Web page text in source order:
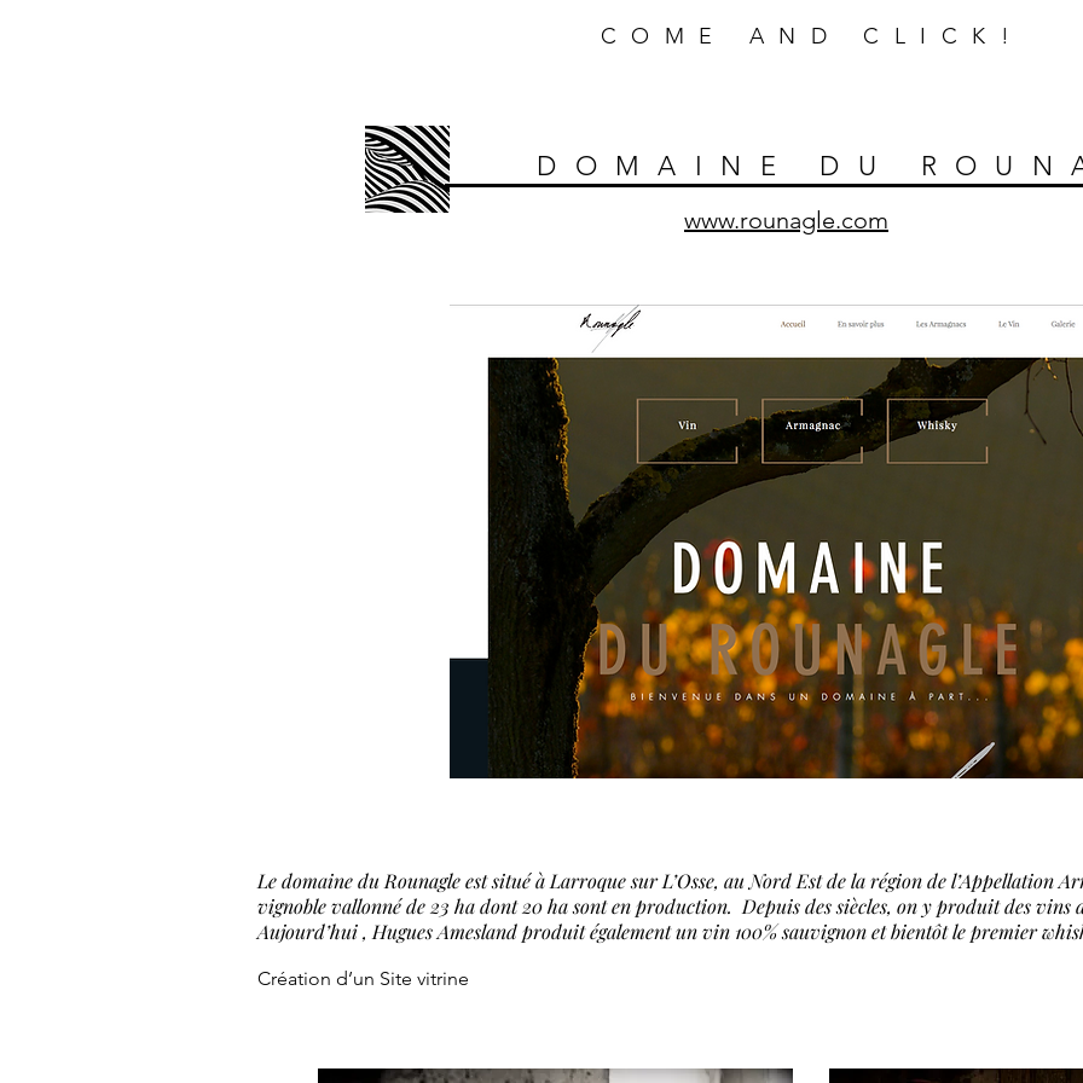
COME AND CLICK!
DOMAINE DU
www.rounagle.com
Le domaine du Rounagle est situé à Larroque sur L’Osse, au Nord Est de la région de l’Appellation
vignoble vallonné de 23 ha dont 20 ha sont en production. Depuis des siècles, on y produit des vins
Aujourd’hui , Hugues Amesland produit également un vin 100% sauvignon et bientôt le premier
Création d’un Site vitrine